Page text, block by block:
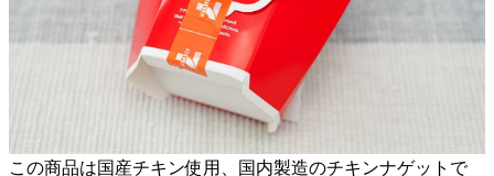
この商品は国産チキン使用、国内製造のチキンナゲットで